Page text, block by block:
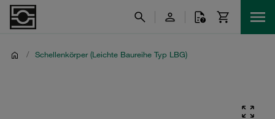
/ Schellenkörper (Leichte Baureihe Typ LBG)